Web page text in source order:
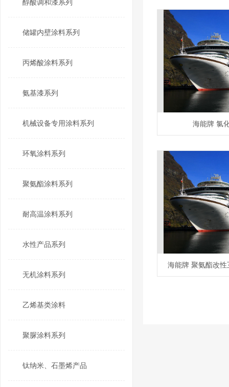
醇酸调和漆系列
储罐内壁涂料系列
丙烯酸涂料系列
氨基漆系列
机械设备专用涂料系列
环氧涂料系列
聚氨酯涂料系列
耐高温涂料系列
水性产品系列
无机涂料系列
乙烯基类涂料
聚脲涂料系列
钛纳米、石墨烯产品
海能牌 氯
海能牌 聚氨酯改